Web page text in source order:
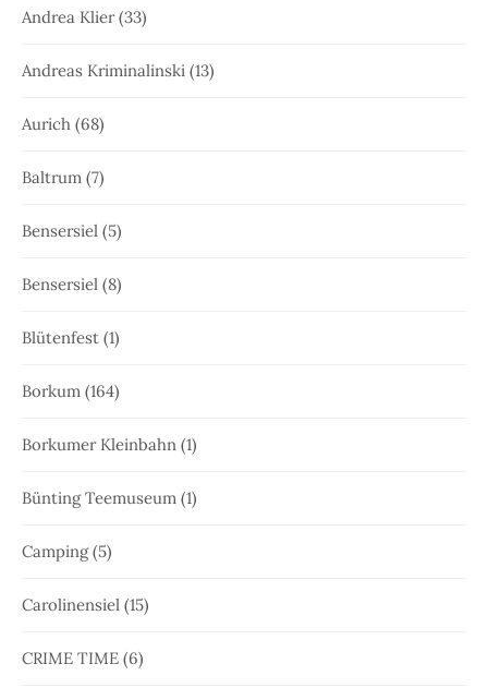
Andrea Klier(33)
Andreas Kriminalinski (13)
Aurich (68)
Baltrum (7)
Bensersiel (5)
Bensersiel (8)
Blütenfest (1)
Borkum (164)
Borkumer Kleinbahn (1)
Bünting Teemuseum (1)
Camping(5)
Carolinensiel (15)
CRIME TIME (6)